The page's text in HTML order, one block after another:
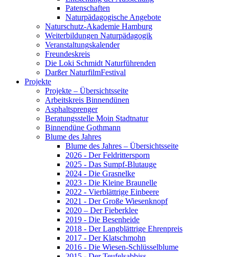
Patenschaften
Naturpädagogische Angebote
Naturschutz-Akademie Hamburg
Weiterbildungen Naturpädagogik
Veranstaltungskalender
Freundeskreis
Die Loki Schmidt Naturführenden
Darßer NaturfilmFestival
Projekte
Projekte – Übersichtsseite
Arbeitskreis Binnendünen
Asphaltsprenger
Beratungsstelle Moin Stadtnatur
Binnendüne Gothmann
Blume des Jahres
Blume des Jahres – Übersichtsseite
2026 - Der Feldrittersporn
2025 - Das Sumpf-Blutauge
2024 - Die Grasnelke
2023 - Die Kleine Braunelle
2022 - Vierblättrige Einbeere
2021 - Der Große Wiesenknopf
2020 – Der Fieberklee
2019 - Die Besenheide
2018 - Der Langblättrige Ehrenpreis
2017 - Der Klatschmohn
2016 - Die Wiesen-Schlüsselblume